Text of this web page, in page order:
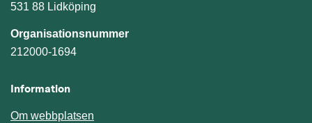
531 88 Lidköping
Organisationsnummer
212000-1694
Information
Om webbplatsen